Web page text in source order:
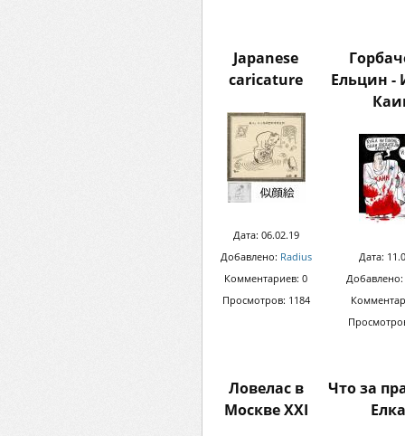
Japanese
caricature
Дата: 06.02.19
Добавлено: Radius
Комментариев: 0
Просмотров: 1184
Ельцин -
Дата:
Добавлено:
Ловелас в
Москве XXI
Что за